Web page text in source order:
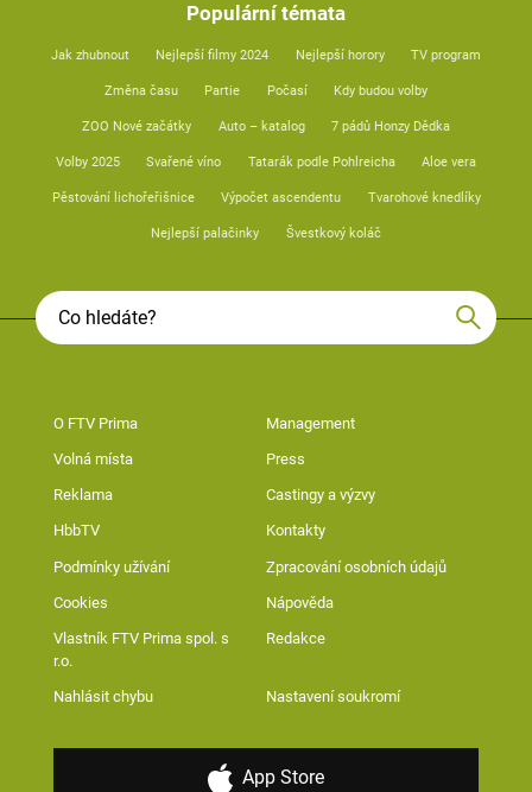
Populární témata
Jak zhubnout Nejlepší filmy 2024 Nejlepší horory TV program
Změna času Partie Počasí Kdy budou volby
ZOO Nové začátky Auto – katalog 7 pádů Honzy Dědka
Volby 2025 Svařené víno Tatarák podle Pohlreicha Aloe vera
Pěstování lichořeřišnice Výpočet ascendentu Tvarohové knedlíky
Nejlepší palačinky Švestkový koláč
O FTV Prima Management
Volná místa Press
Reklama Castingy a výzvy
HbbTV Kontakty
Podmínky užívání Zpracování osobních údajů
Cookies Nápověda
Vlastník FTV Prima spol. s
r.o.
Redakce
Nahlásit chybu Nastavení soukromí
App Store